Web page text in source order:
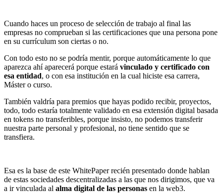
Cuando haces un proceso de selección de trabajo al final las
empresas no comprueban si las certificaciones que una persona pone
en su currículum son ciertas o no.
Con todo esto no se podría mentir, porque automáticamente lo que
aparezca ahí aparecerá porque estará vinculado y certificado con
esa entidad, o con esa institución en la cual hiciste esa carrera,
Máster o curso.
También valdría para premios que hayas podido recibir, proyectos,
todo, todo estaría totalmente validado en esa extensión digital basada
en tokens no transferibles, porque insisto, no podemos transferir
nuestra parte personal y profesional, no tiene sentido que se
transfiera.
Esa es la base de este WhitePaper recién presentado donde hablan
de estas sociedades descentralizadas a las que nos dirigimos, que va
a ir vinculada al alma digital de las personas en la web3.